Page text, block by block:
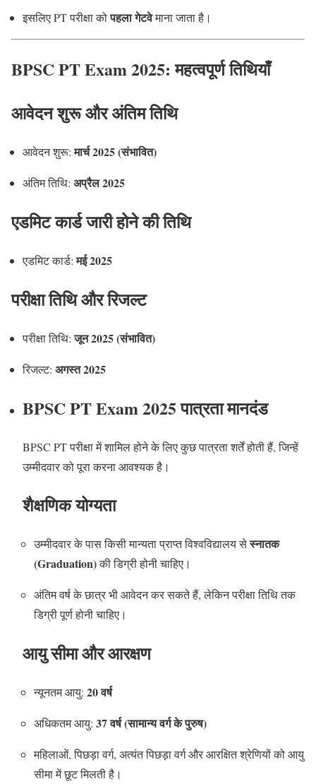
इसलिए PT परीक्षा कोपहला गेटवेमाना जाता है।
BPSC PT Exam 2025: महत्वपूर्ण तिथियाँ
आवेदन शुरू और अंतिम तिथि
आवेदन शुरू:मार्च 2025 (संभावित)
अंतिम तिथि: अप्रैल 2025
एडमिट कार्ड जारी होने की तिथि
एडमिट कार्ड:मई 2025
परीक्षा तिथि और रिजल्ट
परीक्षा तिथि:जून 2025 (संभावित)
रिजल्ट: अगस्त 2025
BPSC PT Exam 2025 पात्रता मानदंड
BPSC PT परीक्षा में शामिल होने के लिए कुछ पात्रता शर्तें होती हैं, जिन्हें
उम्मीदवार को पूरा करना आवश्यक है।
शैक्षणिक योग्यता
उम्मीदवार के पास किसी मान्यता प्राप्त विश्वविद्यालय सेस्नातक
(Graduation)की डिग्री होनी चाहिए।
अंतिम वर्ष के छात्र भी आवेदन कर सकते हैं, लेकिन परीक्षा तिथि तक
डिग्री पूर्ण होनी चाहिए।
आयु सीमा और आरक्षण
न्यूनतम आयु: 20 वर्ष
अधिकतम आयु: 37 वर्ष (सामान्य वर्ग के पुरुष)
महिलाओं, पिछड़ा वर्ग, अत्यंत पिछड़ा वर्ग और आरक्षित श्रेणियों को आयु
सीमा में छूट मिलती है।